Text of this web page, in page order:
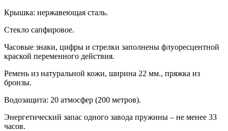
Крышка: нержавеющая сталь.
Стекло сапфировое.
Часовые знаки, цифры и стрелки заполнены флуоресцентной
краской переменного действия.
Ремень из натуральной кожи, ширина 22 мм., пряжка из
бронзы.
Водозащита: 20 атмосфер (200 метров).
Энергетический запас одного завода пружины – не менее 33
часов.